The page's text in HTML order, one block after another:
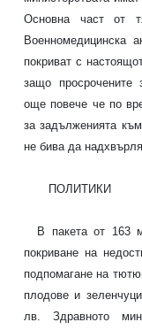
Основна част от
Военномедицинска
покриват с
защо просрочените
още повече че по
за задълженията
не бива да
ПОЛИТИКИ
В пакета от 163
покриване на
подпомагане на
плодове и
лв. Здравното